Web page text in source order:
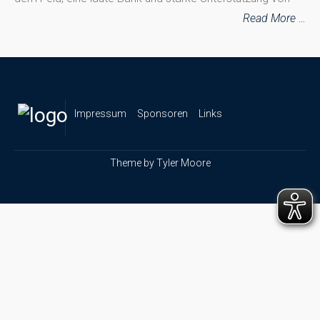
Read More …
Impressum Sponsoren Links
Theme byTyler Moore